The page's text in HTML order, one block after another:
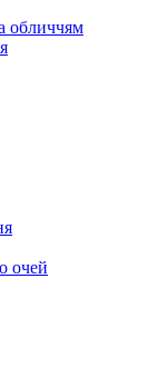
обличчям
очей